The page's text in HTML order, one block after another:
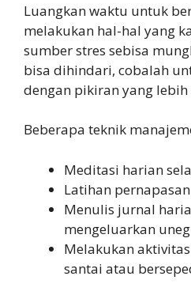
Luangkan waktu untuk
melakukan hal-hal yang
sumber stres sebisa
bisa dihindari, cobalah
dengan pikiran yang lebih
Beberapa teknik
Meditasi harian
Latihan
Menulis jurnal
mengeluarkan
Melakukan
santai atau